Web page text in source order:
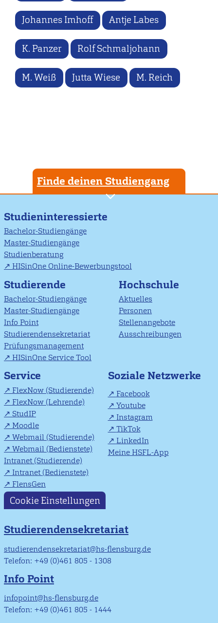
Johannes Imhoff Antje Labes
K. Panzer Rolf Schmaljohann
M. Weiß Jutta Wiese M. Reich
Finde deinen Studiengang
Studieninteressierte
Bachelor-Studiengänge
Master-Studiengänge
Studienberatung
HISinOne Online-Bewerbungstool
Studierende
Bachelor-Studiengänge
Master-Studiengänge
Info Point
Studierendensekretariat
Prüfungsmanagement
HISinOne Service Tool
Hochschule
Aktuelles
Personen
Stellenangebote
Ausschreibungen
Service
FlexNow (Studierende)
FlexNow (Lehrende)
StudIP
Moodle
Webmail (Studierende)
Webmail (Bedienstete)
Intranet (Studierende)
Intranet (Bedienstete)
FlensGen
Soziale Netzwerke
Facebook
Youtube
Instagram
TikTok
LinkedIn
Meine HSFL-App
Cookie Einstellungen
Studierendensekretariat
studierendensekretariat@hs-flensburg.de
Telefon: +49 (0)461 805 - 1308
Info Point
infopoint@hs-flensburg.de
Telefon: +49 (0)461 805 - 1444